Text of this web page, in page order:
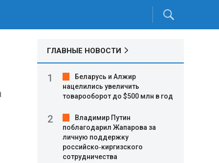
ГЛАВНЫЕ НОВОСТИ
Беларусь и Алжир
нацелились увеличить
товарооборот до $500 млн в год
Владимир Путин
поблагодарил Жапарова за
личную поддержку
российско‑киргизского
сотрудничества